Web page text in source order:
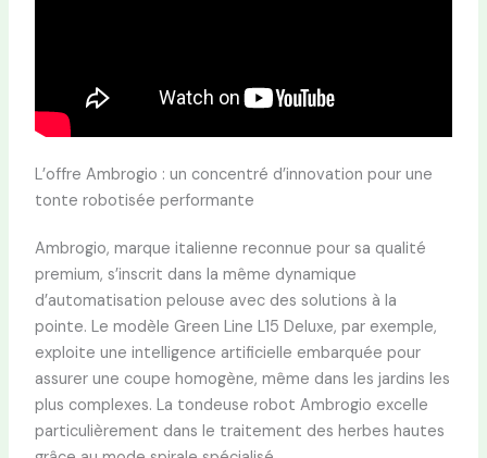
L’offre Ambrogio : un concentré d’innovation pour une
tonte robotisée performante
Ambrogio, marque italienne reconnue pour sa qualité
premium, s’inscrit dans la même dynamique
d’automatisation pelouse avec des solutions à la
pointe. Le modèle Green Line L15 Deluxe, par exemple,
exploite une intelligence artificielle embarquée pour
assurer une coupe homogène, même dans les jardins les
plus complexes. La tondeuse robot Ambrogio excelle
particulièrement dans le traitement des herbes hautes